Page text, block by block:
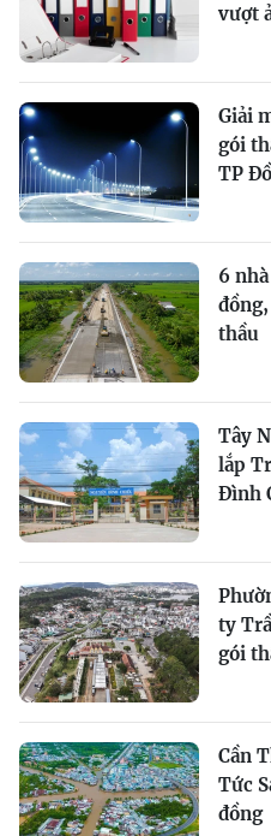
vượt
Giải
gói
TP
6
thầu
Tây
lắp
Đình
ty
gói
Cần
Tức
đồng